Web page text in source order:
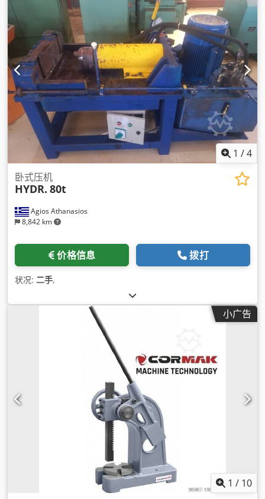
1 /4
Agios Athanasios
8,842 km
卧式压机
HYDR. 80t
价格信息 拨打
状况: 二手,
小广告
1 / 10